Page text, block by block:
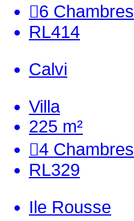
6 Chambres
RL414
Calvi
Villa
225 m²
4 Chambres
RL329
Ile Rousse